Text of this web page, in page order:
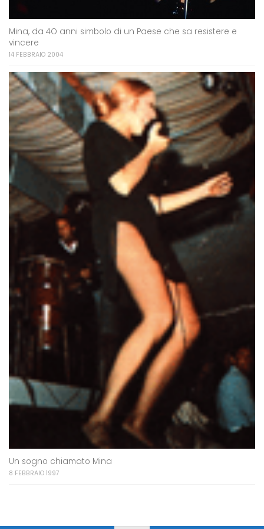
Mina, da 4O anni simbolo di un Paese che sa resistere e
vincere
14 FEBBRAIO 2004
Un sogno chiamato Mina
8 FEBBRAIO 1997